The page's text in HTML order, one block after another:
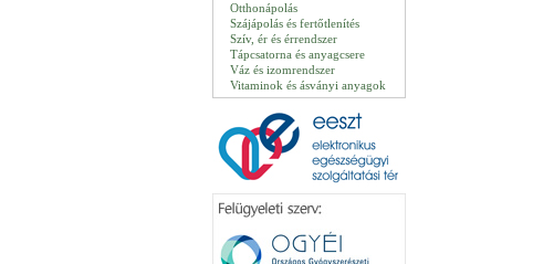
Otthonápolás
Szájápolás és fertőtlenítés
Szív, ér és érrendszer
Tápcsatorna és anyagcsere
Váz és izomrendszer
Vitaminok és ásványi anyagok